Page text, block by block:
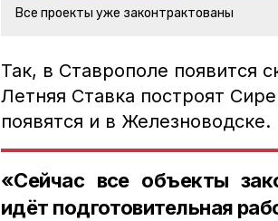
Все проекты уже законтрактованы
Так, в Ставрополе появится
Летняя Ставка построят
появятся и в Железноводске.
«Сейчас все объекты
идёт подготовительная